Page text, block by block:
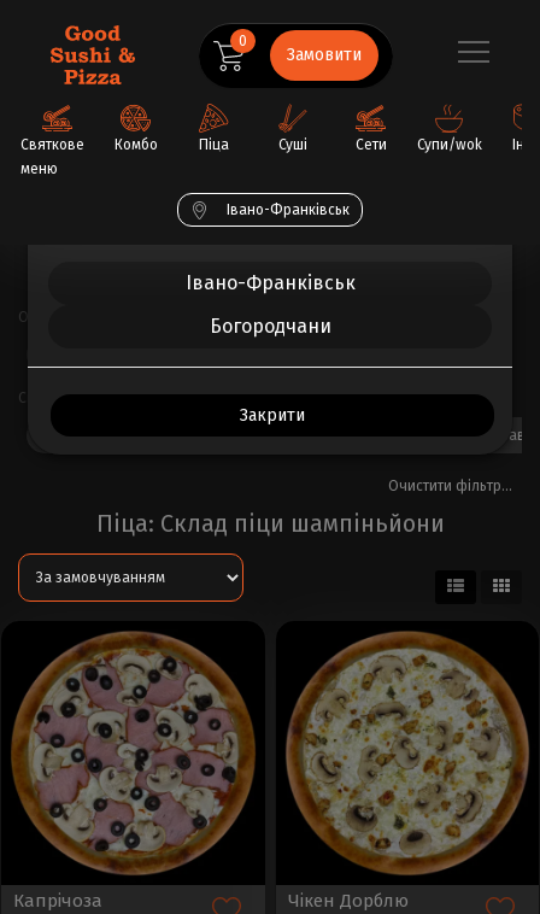
Святкове
меню
Комбо Піца Суші Сети Супи/wok
Івано-Франківськ
0
Замовити
Обрати ваше місто
Івано-Франківськ
Богородчани
Закрити
Основа
Склад піци
ананас бекон болгарський перець дорблю ковбаски
Очистити фільтр...
Піца: Склад піци шампіньйони
Капрічоза Чікен Дорблю